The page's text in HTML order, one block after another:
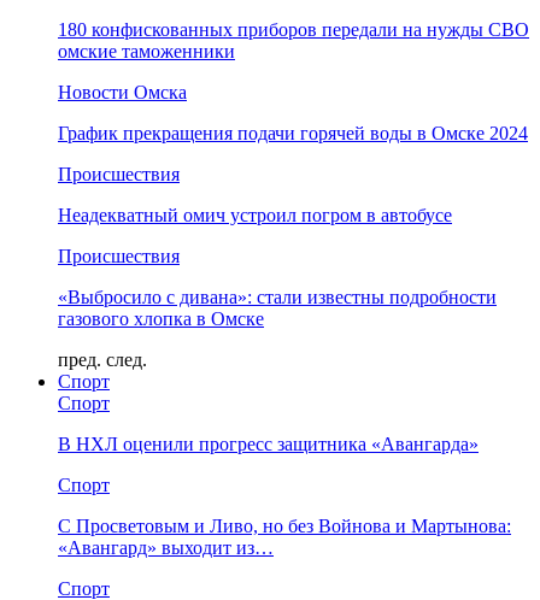
180 конфискованных приборов передали на нужды СВО
омские таможенники
Новости Омска
График прекращения подачи горячей воды в Омске 2024
Происшествия
Неадекватный омич устроил погром в автобусе
Происшествия
«Выбросило с дивана»: стали известны подробности
газового хлопка в Омске
пред. след.
Спорт
Спорт
В НХЛ оценили прогресс защитника «Авангарда»
Спорт
С Просветовым и Ливо, но без Войнова и Мартынова:
«Авангард» выходит из…
Спорт